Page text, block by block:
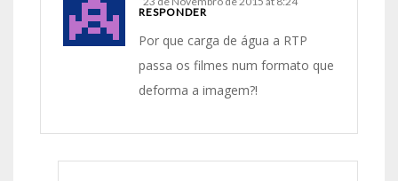
RESPONDER
Por que carga de água a RTP
passa os filmes num formato que
deforma a imagem?!